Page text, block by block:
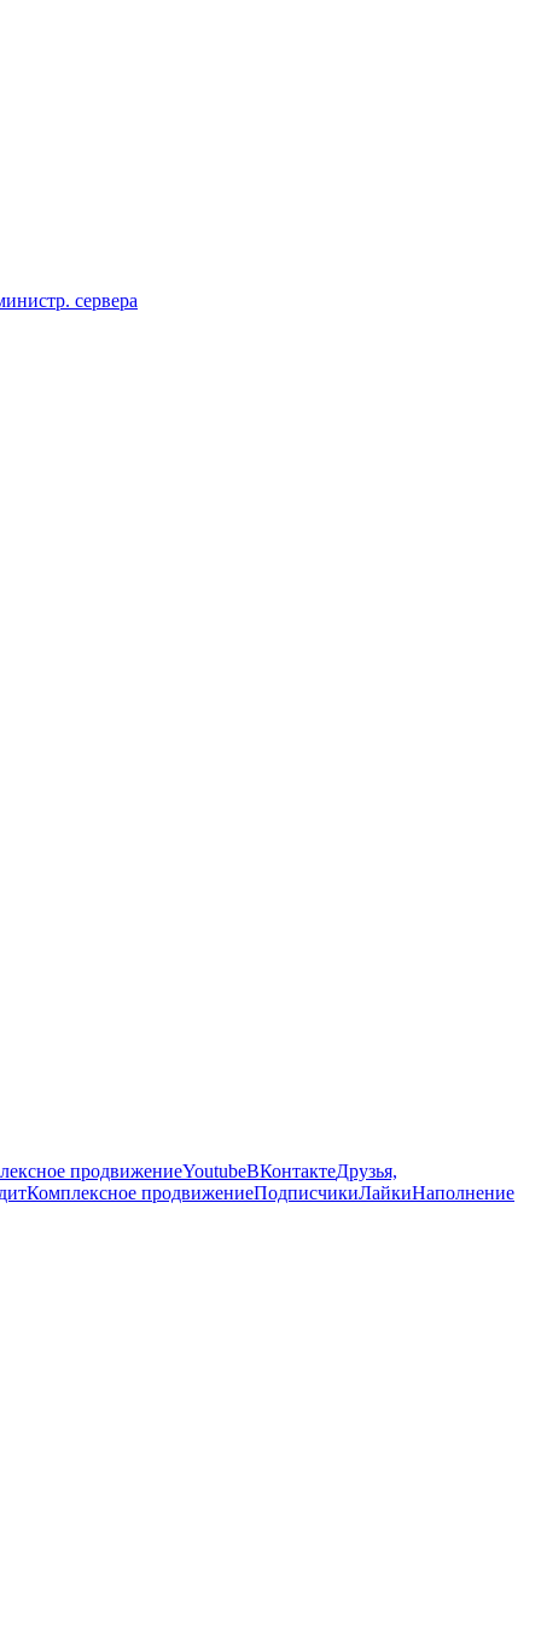
сервера
продвижениеYoutubeВКонтактеДрузья,
Комплексное продвижениеПодписчикиЛайкиНаполнение